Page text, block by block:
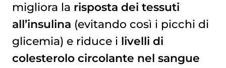
migliora la risposta dei tessuti
all’insulina (evitando così i picchi di
glicemia) e riduce i livelli di
colesterolo circolante nel sangue